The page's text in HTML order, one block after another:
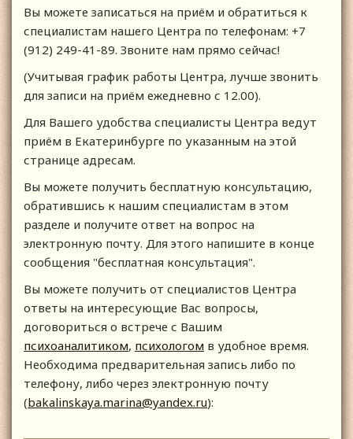
Вы можете записаться на приём и обратиться к
специалистам нашего Центра по телефонам: +7
(912) 249-41-89. Звоните нам прямо сейчас!
(Учитывая график работы Центра, лучше звонить
для записи на приём ежедневно с 12.00).
Для Вашего удобства специалисты Центра ведут
приём в Екатеринбурге по указанным на этой
странице адресам.
Вы можете получить бесплатную консультацию,
обратившись к нашим специалистам в этом
разделе и получите ответ на вопрос на
электронную почту. Для этого напишите в конце
сообщения "бесплатная консультация".
Вы можете получить от специалистов Центра
ответы на интересующие Вас вопросы,
договориться о встрече с Вашим
психоаналитиком, психологом в удобное время.
Необходима предварительная запись либо по
телефону, либо через электронную почту
(bakalinskaya.marina@yandex.ru):